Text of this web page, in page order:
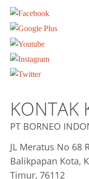
KONTAK
PT BORNEO
JL Meratus No 68
Balikpapan Kota,
Timur, 76112